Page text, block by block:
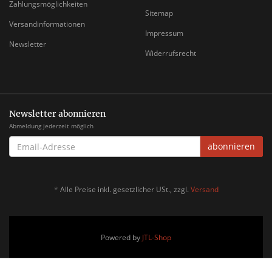
Zahlungsmöglichkeiten
Versandinformationen
Newsletter
Sitemap
Impressum
Widerrufsrecht
Newsletter abonnieren
Abmeldung jederzeit möglich
EMAIL-
ADRESSE
abonnieren
* Alle Preise inkl. gesetzlicher USt., zzgl. Versand
Powered by JTL-Shop